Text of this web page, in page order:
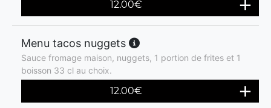
12.00€
Menu tacos nuggets
Sauce fromage maison, nuggets, 1 portion de frites et 1
boisson 33 cl au choix.
12.00€